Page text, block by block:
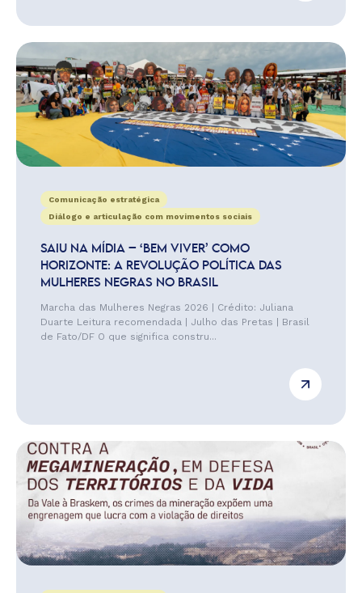
Comunicação estratégica
Diálogo e articulação com movimentos sociais
SAIU NA MÍDIA – ‘BEM VIVER’ COMO
HORIZONTE: A REVOLUÇÃO POLÍTICA DAS
MULHERES NEGRAS NO BRASIL
Marcha das Mulheres Negras 2026 | Crédito: Juliana
Duarte Leitura recomendada | Julho das Pretas | Brasil
de Fato/DF O que significa constru...